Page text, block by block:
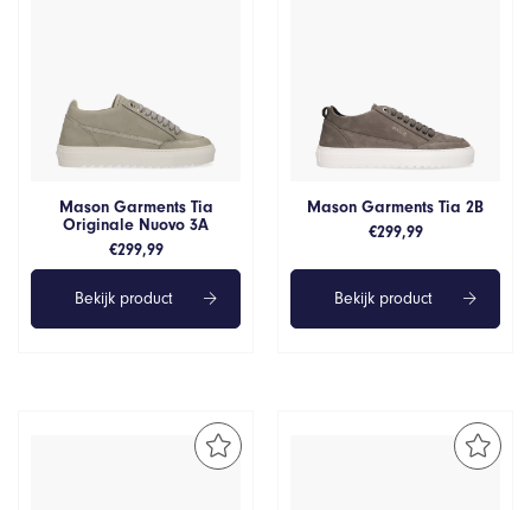
Mason Garments Tia
Originale Nuovo 3A
€299,99
Bekijk product
Mason Garments Tia 2B
€299,99
Bekijk product